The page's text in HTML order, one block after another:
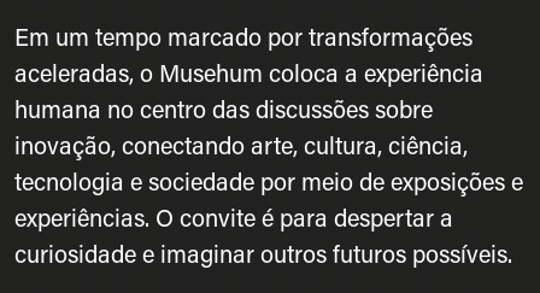
Em um tempo marcado por transformações
aceleradas, o Musehum coloca a experiência
humana no centro das discussões sobre
inovação, conectando arte, cultura, ciência,
tecnologia e sociedade por meio de exposições e
experiências. O convite é para despertar a
curiosidade e imaginar outros futuros possíveis.